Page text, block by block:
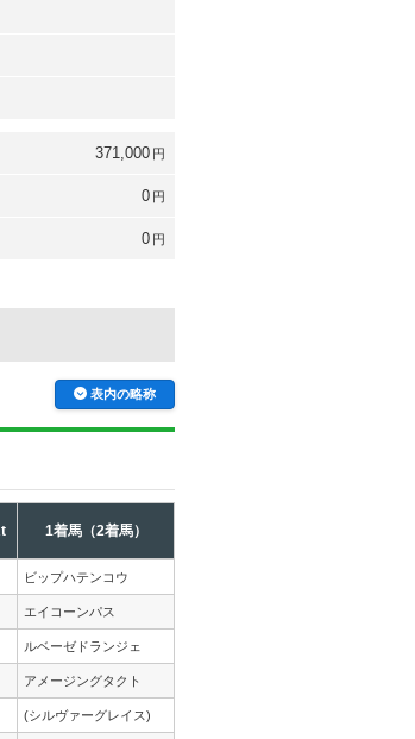
371,000 円
0 円
0 円
表内の略称
1着馬（2着馬）
ビップハテンコウ
エイコーンパス
ルベーゼドランジェ
アメージングタクト
(シルヴァーグレイス)